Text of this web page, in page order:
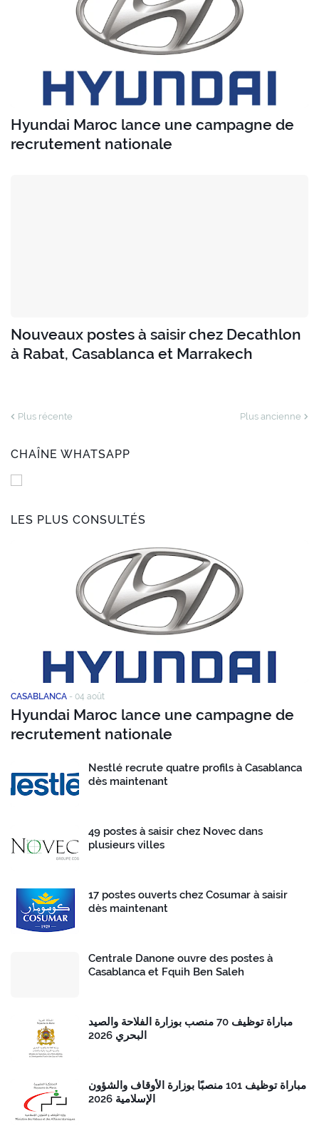
Hyundai Maroc lance une campagne de
recrutement nationale
Nouveaux postes à saisir chez Decathlon
à Rabat, Casablanca et Marrakech
Plus récente Plus ancienne
CHAÎNE WHATSAPP
LES PLUS CONSULTÉS
CASABLANCA - 04 août
Hyundai Maroc lance une campagne de
recrutement nationale
Nestlé recrute quatre profils à Casablanca
dès maintenant
49 postes à saisir chez Novec dans
plusieurs villes
17 postes ouverts chez Cosumar à saisir
dès maintenant
Centrale Danone ouvre des postes à
Casablanca et Fquih Ben Saleh
مباراة توظيف 70 منصب بوزارة الفلاحة والصيد
البحري 2026
مباراة توظيف 101 منصبًا بوزارة الأوقاف والشؤون
الإسلامية 2026